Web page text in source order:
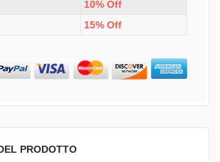
10% Off
15% Off
PRODOTTO